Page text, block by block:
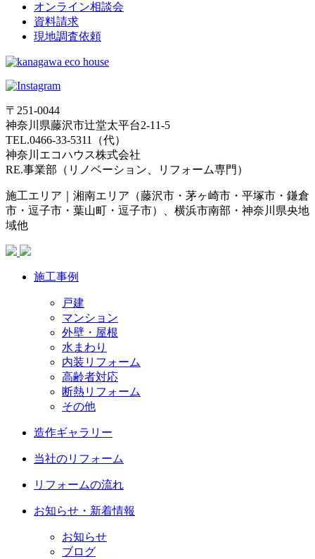
オンライン相談会
資料請求
現地調査依頼
〒251-0044
神奈川県藤沢市辻堂太平台2-11-5
TEL.0466-33-5311（代）
神奈川エコハウス株式会社
RE.事業部（リノベーション、リフォーム専門）
施工エリア｜湘南エリア（藤沢市・茅ヶ崎市・平塚市・鎌倉
市・逗子市・葉山町・逗子市）、横浜市南部・神奈川県央地
域他
施工事例
戸建
マンション
外壁・屋根
水まわり
内装リフォーム
高齢者対応
断熱リフォーム
その他
造作ギャラリー
当社のリフォーム
リフォームの流れ
お知らせ・新着情報
お知らせ
ブログ